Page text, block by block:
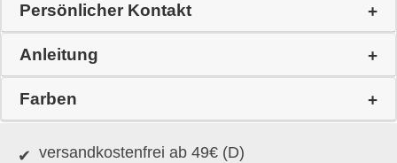
Persönlicher Kontakt
Anleitung
Farben
versandkostenfrei ab 49€ (D)